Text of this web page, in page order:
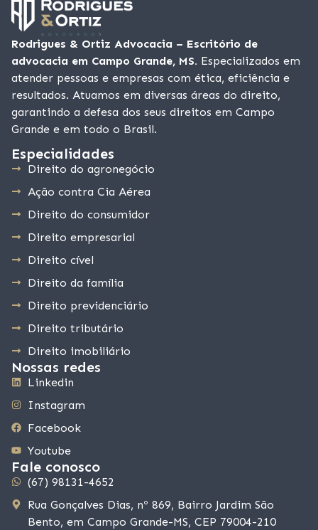
Rodrigues & Ortiz Advocacia – Escritório de
advocacia em Campo Grande, MS. Especializados em
atender pessoas e empresas com ética, eficiência e
resultados. Atuamos em diversas áreas do direito,
garantindo a defesa dos seus direitos em Campo
Grande e em todo o Brasil.
Especialidades
Direito do agronegócio
Ação contra Cia Aérea
Direito do consumidor
Direito empresarial
Direito cível
Direito da família
Direito previdenciário
Direito tributário
Direito imobiliário
Nossas redes
Linkedin
Instagram
Facebook
Youtube
Fale conosco
(67) 98131-4652
Rua Gonçalves Dias, nº 869, Bairro Jardim São
Bento, em Campo Grande-MS, CEP 79004-210